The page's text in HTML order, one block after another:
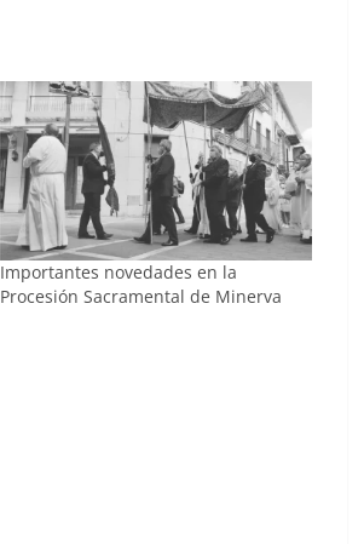
Importantes novedades en la
Procesión Sacramental de Minerva